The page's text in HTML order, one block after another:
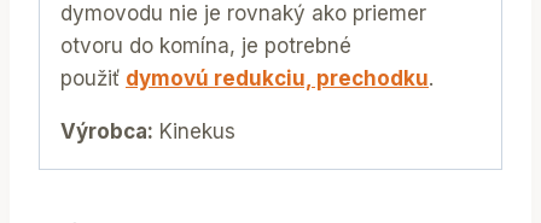
dymovodu nie je rovnaký ako priemer
otvoru do komína, je potrebné
použiť dymovú redukciu, prechodku.
Výrobca: Kinekus